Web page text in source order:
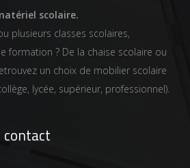
scolaire.
plusieurs classes scolaires,
formation ? De la chaise scolaire ou
un choix de mobilier scolaire
lycée, supérieur, professionnel).